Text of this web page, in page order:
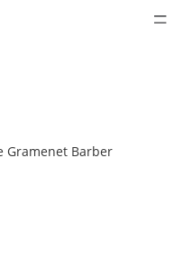
Gramenet Barber